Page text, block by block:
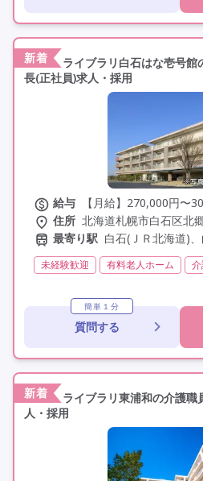
学歴不問
新着
ライブラリ白石はな壱号
長(正社員)求人・採用
給与
【月給】270,000円〜
住所 北海道札幌市白石区北
最寄り駅 白石(ＪＲ北海道)
未経験歓迎 有料老人ホーム
初任者
夜勤専従 残業月20時
社会保険完備 交通費支給
車通勤可
簡単１分
質問する
新着
ライブラリ東浦和の介護職
人・採用